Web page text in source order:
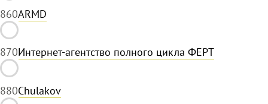
860ARMD
870Интернет-агентство полного цикла ФЕРТ
880Chulakov